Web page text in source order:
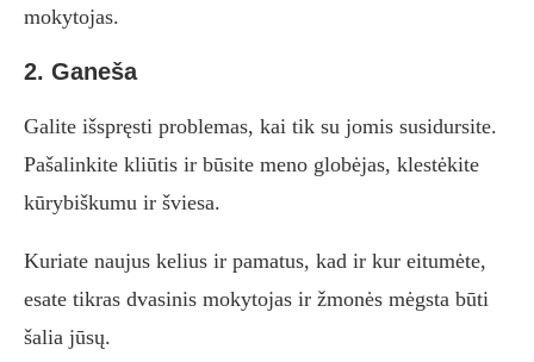
mokytojas.
2. Ganeša
Galite išspręsti problemas, kai tik su jomis susidursite.
Pašalinkite kliūtis ir būsite meno globėjas, klestėkite
kūrybiškumu ir šviesa.
Kuriate naujus kelius ir pamatus, kad ir kur eitumėte,
esate tikras dvasinis mokytojas ir žmonės mėgsta būti
šalia jūsų.